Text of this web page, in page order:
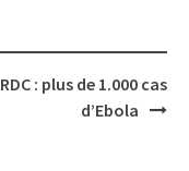
RDC : plus de 1.000 cas
d’Ebola